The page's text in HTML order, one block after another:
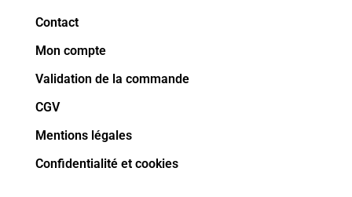
Contact
Mon compte
Validation de la commande
CGV
Mentions légales
Confidentialité et cookies